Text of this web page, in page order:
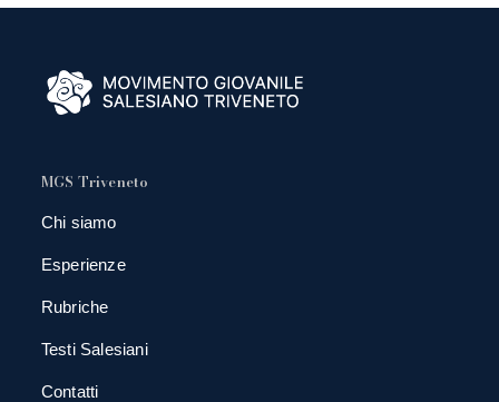
MGS Triveneto
Chi siamo
Esperienze
Rubriche
Testi Salesiani
Contatti